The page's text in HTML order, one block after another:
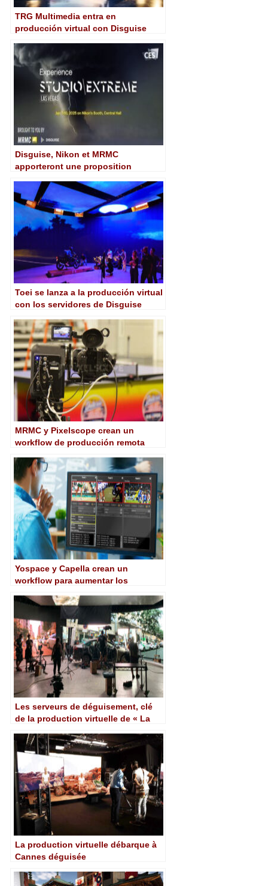
TRG Multimedia entra en
producción virtual con Disguise
Disguise, Nikon et MRMC
apporteront une proposition
au CES 2025
Toei se lanza a la producción virtual
con los servidores de Disguise
MRMC y Pixelscope crean un
workflow de producción remota
directo
Yospace y Capella crean un
workflow para aumentar los
en directo
Les serveurs de déguisement, clé
de la production virtuelle de « La
La production virtuelle débarque à
Cannes déguisée